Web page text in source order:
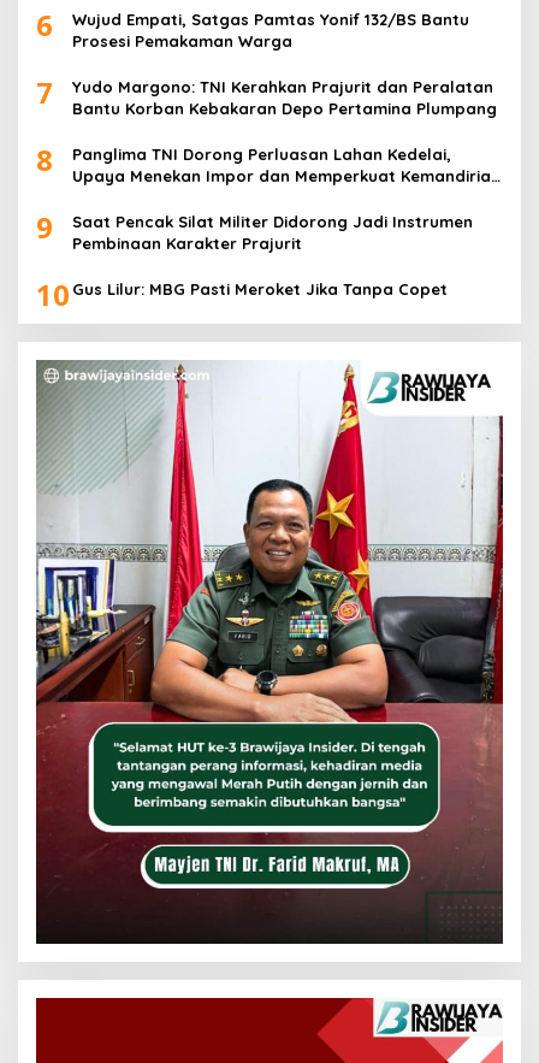
6
Wujud Empati, Satgas Pamtas Yonif 132/BS Bantu
Prosesi Pemakaman Warga
7
Yudo Margono: TNI Kerahkan Prajurit dan Peralatan
Bantu Korban Kebakaran Depo Pertamina Plumpang
8
Panglima TNI Dorong Perluasan Lahan Kedelai,
Upaya Menekan Impor dan Memperkuat Kemandirian
9
Saat Pencak Silat Militer Didorong Jadi Instrumen
Pembinaan Karakter Prajurit
10 Gus Lilur: MBG Pasti Meroket Jika Tanpa Copet